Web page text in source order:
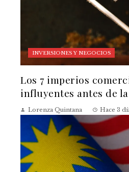
INVERSIONES Y NEGOCIOS
Los 7 imperios
influyentes antes de
Lorenza Quintana Hace 3